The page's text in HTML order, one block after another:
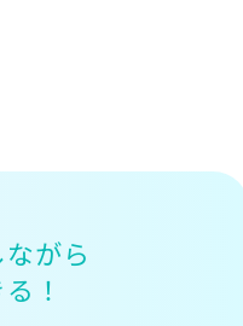
がら
！